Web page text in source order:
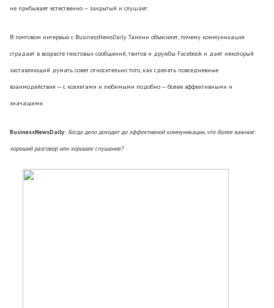
не прибывает естественно — закрытый и слушает.
В почтовом интервью с BusinessNewsDaily Тамлин объясняет, почему коммуникация
страдает в возрасте текстовых сообщений, твитов и дружбы Facebook и дает некоторый
заставляющий думать совет относительно того, как сделать повседневные
взаимодействия — с коллегами и любимыми подобно — более эффективными и
значащими.
BusinessNewsDaily: Когда дело доходит до эффективной коммуникации, что более важное:
хороший разговор или хорошее слушание?